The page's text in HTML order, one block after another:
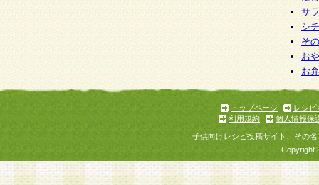
6.当社は、お客様から当社が保有している個人情
加・ 利用停止等を求められた場合には、ご本人
て確認できた場合に限り、法令に準拠して合理的
いただきます。なお、開示 請求等の請求先は個
ります。
1.会員とは、本規約等を承諾のうえ、当社所定の
了し、当社が承認した者、グループとします。な
が以下に該当する場合は会員登録をすることがで
サ
シ
そ
お
お
トップページ
レシピ
利用規約
個人情報保
子供向けレシピ投稿サイト、その
Copyright